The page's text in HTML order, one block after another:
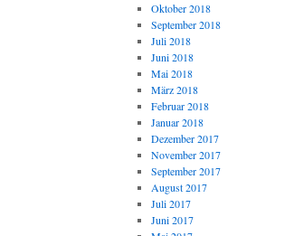
Oktober 2018
September 2018
Juli 2018
Juni 2018
Mai 2018
März 2018
Februar 2018
Januar 2018
Dezember 2017
November 2017
September 2017
August 2017
Juli 2017
Juni 2017